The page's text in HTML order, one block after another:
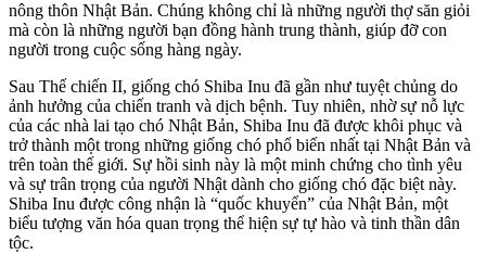
nông thôn Nhật Bản. Chúng không chỉ là những người thợ săn giỏi
mà còn là những người bạn đồng hành trung thành, giúp đỡ con
người trong cuộc sống hàng ngày.
Sau Thế chiến II, giống chó Shiba Inu đã gần như tuyệt chủng do
ảnh hưởng của chiến tranh và dịch bệnh. Tuy nhiên, nhờ sự nỗ lực
của các nhà lai tạo chó Nhật Bản, Shiba Inu đã được khôi phục và
trở thành một trong những giống chó phổ biến nhất tại Nhật Bản và
trên toàn thế giới. Sự hồi sinh này là một minh chứng cho tình yêu
và sự trân trọng của người Nhật dành cho giống chó đặc biệt này.
Shiba Inu được công nhận là “quốc khuyển” của Nhật Bản, một
biểu tượng văn hóa quan trọng thể hiện sự tự hào và tinh thần dân
tộc.